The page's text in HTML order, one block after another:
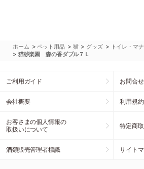
ホーム >ペット用品 > 猫 > グッズ > トイレ・マ
> 猫砂楽園 森の香ダブル７Ｌ
ご利用ガイド お問合
会社概要 利用規約
お客さまの個人情報の
取扱いについて
特定商
酒類販売管理者標識 サイト